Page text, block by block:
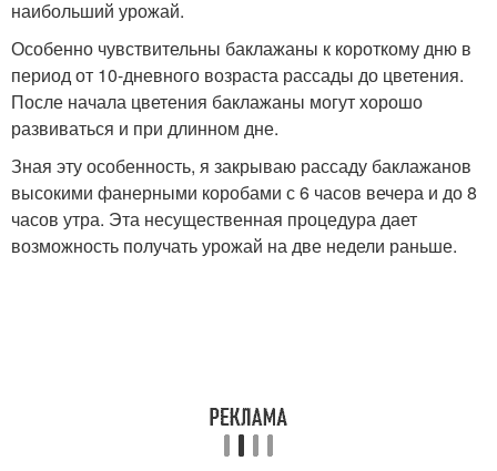
наибольший урожай.
Особенно чувствительны баклажаны к короткому дню в
период от 10-дневного возраста рассады до цветения.
После начала цветения баклажаны могут хорошо
развиваться и при длинном дне.
Зная эту особенность, я закрываю рассаду баклажанов
высокими фанерными коробами с 6 часов вечера и до 8
часов утра. Эта несущественная процедура дает
возможность получать урожай на две недели раньше.